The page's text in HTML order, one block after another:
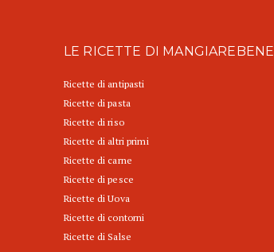
LE RICETTE DI MANGIAREBENE
Ricette di antipasti
Ricette di pasta
Ricette di riso
Ricette di altri primi
Ricette di carne
Ricette di pesce
Ricette di Uova
Ricette di contorni
Ricette di Salse